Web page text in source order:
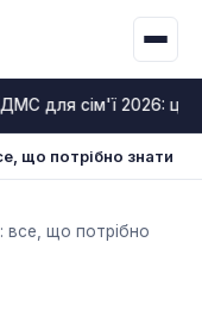
ДМС для сім'ї 2026:
що потрібно знати
все, що потрібно